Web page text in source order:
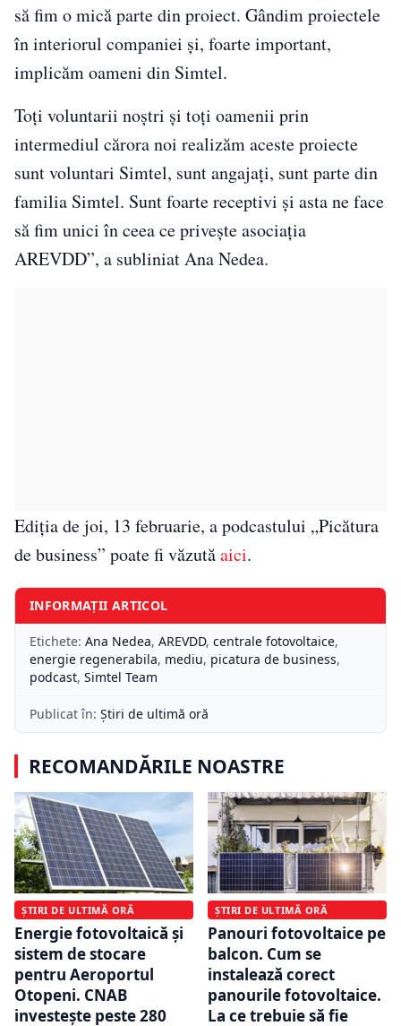
să fim o mică parte din proiect. Gândim proiectele
în interiorul companiei și, foarte important,
implicăm oameni din Simtel.
Toți voluntarii noștri și toți oamenii prin
intermediul cărora noi realizăm aceste proiecte
sunt voluntari Simtel, sunt angajați, sunt parte din
familia Simtel. Sunt foarte receptivi și asta ne face
să fim unici în ceea ce privește asociația
AREVDD”, a subliniat Ana Nedea.
Ediția de joi, 13 februarie, a podcastului „Picătura
de business” poate fi văzutăaici.
INFORMAȚII ARTICOL
Etichete: Ana Nedea, AREVDD, centrale fotovoltaice,
energie regenerabila, mediu, picatura de business,
podcast, Simtel Team
Publicat în: Știri de ultimă oră
RECOMANDĂRILE NOASTRE
ȘTIRI DE ULTIMĂ ORĂ
Energie fotovoltaică și
sistem de stocare
pentru Aeroportul
Otopeni. CNAB
investește peste 280
ȘTIRI DE ULTIMĂ ORĂ
Panouri fotovoltaice pe
balcon. Cum se
instalează corect
panourile fotovoltaice.
La ce trebuie să fie